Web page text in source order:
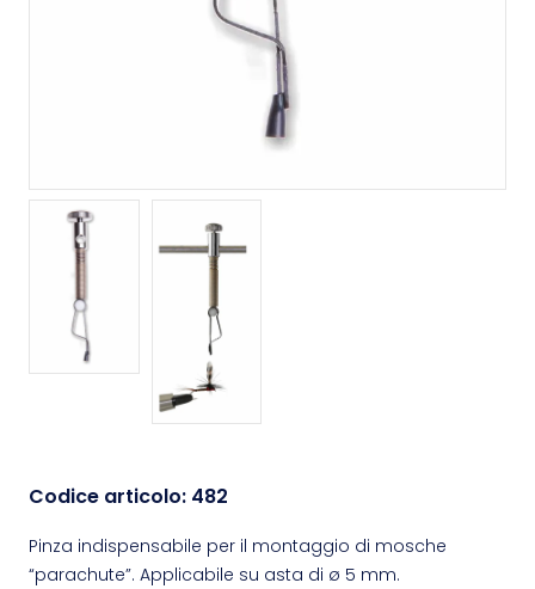
Codice articolo: 482
Pinza indispensabile per il montaggio di mosche
“parachute”. Applicabile su asta di ø 5 mm.